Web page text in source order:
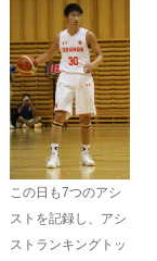
この日も7つのアシ
ストを記録し、アシ
ストランキングトッ